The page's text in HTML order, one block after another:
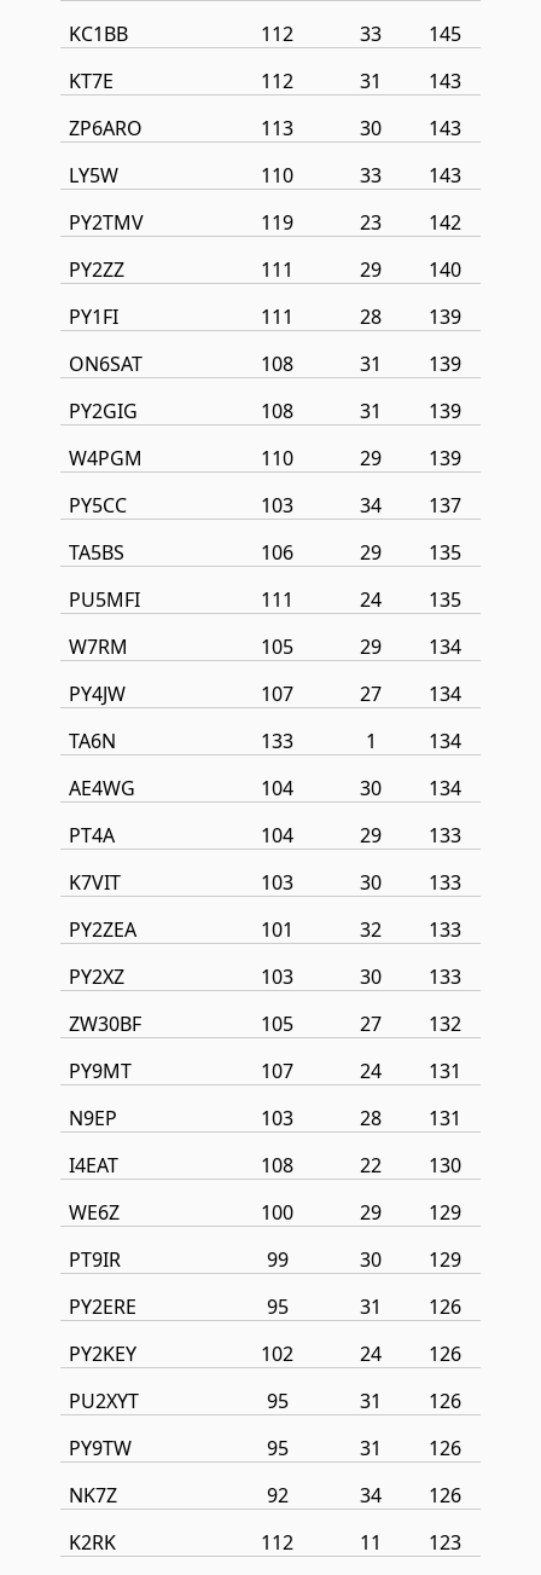
KC1BB 112 33
145
KT7E
112 31
143
ZP6ARO
113 30
143
LY5W
110 33
143
PY2TMV
119 23
142
PY2ZZ
111 29
140
PY1FI
111 28
139
ON6SAT
108 31
139
PY2GIG
108 31
139
W4PGM
110 29
139
PY5CC
103 34
137
TA5BS
106 29
135
PU5MFI
111 24
135
W7RM
105 29
134
PY4JW
107 27
134
TA6N
133 1
134
AE4WG
104 30
134
PT4A
104 29
133
K7VIT
103 30
133
PY2ZEA
101 32
133
PY2XZ
103 30
133
ZW30BF
105 27
132
PY9MT
107 24
131
N9EP
103 28
131
I4EAT
108 22
130
WE6Z
100 29
129
PT9IR
99 30
129
PY2ERE
95 31
126
PY2KEY
102 24
126
PU2XYT
95 31
126
PY9TW
95 31
126
NK7Z
92 34
126
K2RK
112 11
123